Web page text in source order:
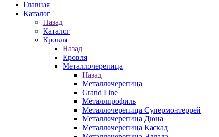
Главная
Каталог
Назад
Каталог
Кровля
Назад
Кровля
Металлочерепица
Назад
Металлочерепица
Grand Line
Металлпрофиль
Металлочерепица Супермонтеррей
Металлочерепица Дюна
Металлочерепица Каскад